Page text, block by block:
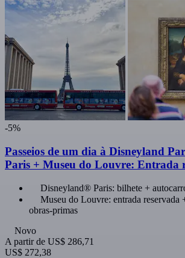
-5%
Passeios de um dia à Disneyland
Paris + Museu do Louvre: Entrada
Disneyland® Paris: bilhete +
Museu do Louvre: entrada reservada
obras-primas
Novo
A partir de US$ 286,71
US$ 272,38